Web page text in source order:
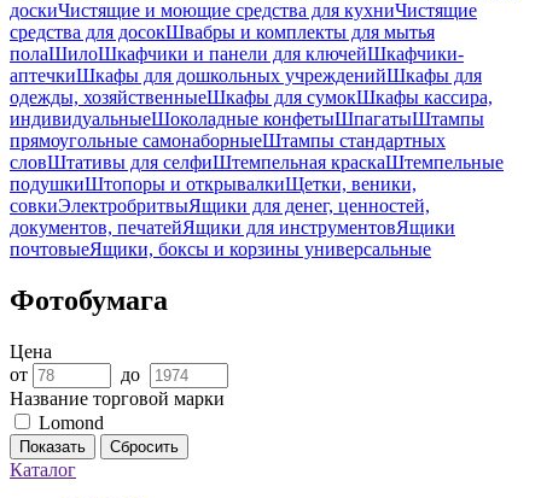
доскиЧистящие и моющие средства для кухниЧистящие
средства для досокШвабры и комплекты для мытья
полаШилоШкафчики и панели для ключейШкафчики-
аптечкиШкафы для дошкольных учрежденийШкафы для
одежды, хозяйственныеШкафы для сумокШкафы кассира,
индивидуальныеШоколадные конфетыШпагатыШтампы
прямоугольные самонаборныеШтампы стандартных
словШтативы для селфиШтемпельная краскаШтемпельные
подушкиШтопоры и открывалкиЩетки, веники,
совкиЭлектробритвыЯщики для денег, ценностей,
документов, печатейЯщики для инструментовЯщики
почтовыеЯщики, боксы и корзины универсальные
Фотобумага
Цена
от
до
Название торговой марки
Lomond
Показать Сбросить
Каталог